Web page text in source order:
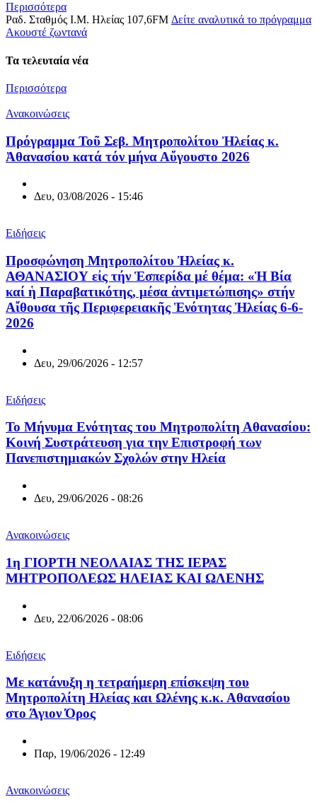
Περισσότερα
Ραδ. Σταθμός Ι.Μ. Ηλείας 107,6FM Δείτε αναλυτικά το πρόγραμμα
Aκουστέ ζωντανά
Τα τελευταία νέα
Περισσότερα
Ανακοινώσεις
Πρόγραμμα Τοῦ Σεβ. Μητροπολίτου Ἠλείας κ.
Ἀθανασίου κατά τόν μήνα Αὔγουστο 2026
Δευ, 03/08/2026 - 15:46
Ειδήσεις
Προσφώνηση Μητροπολίτου Ἠλείας κ.
ΑΘΑΝΑΣΙΟΥ εἰς τήν Ἑσπερίδα μέ θέμα: «Ἡ Βία
καί ἡ Παραβατικότης, μέσα ἀντιμετώπισης» στήν
Αἴθουσα τῆς Περιφερειακῆς Ἑνότητας Ἠλείας 6-6-
2026
Δευ, 29/06/2026 - 12:57
Ειδήσεις
Το Μήνυμα Ενότητας του Μητροπολίτη Αθανασίου:
Κοινή Συστράτευση για την Επιστροφή των
Πανεπιστημιακών Σχολών στην Ηλεία
Δευ, 29/06/2026 - 08:26
Ανακοινώσεις
1η ΓΙΟΡΤΗ ΝΕΟΛΑΙΑΣ ΤΗΣ ΙΕΡΑΣ
ΜΗΤΡΟΠΟΛΕΩΣ ΗΛΕΙΑΣ ΚΑΙ ΩΛΕΝΗΣ
Δευ, 22/06/2026 - 08:06
Ειδήσεις
Με κατάνυξη η τετραήμερη επίσκεψη του
Μητροπολίτη Ηλείας και Ωλένης κ.κ. Αθανασίου
στο Άγιον Όρος
Παρ, 19/06/2026 - 12:49
Ανακοινώσεις